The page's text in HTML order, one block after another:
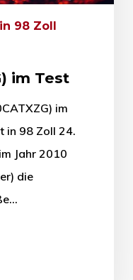
98 Zoll
im Test
im
in 98 Zoll 24.
Jahr 2010
die